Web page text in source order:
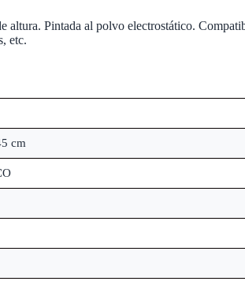
Pintada al polvo electrostático.
etc.
cm